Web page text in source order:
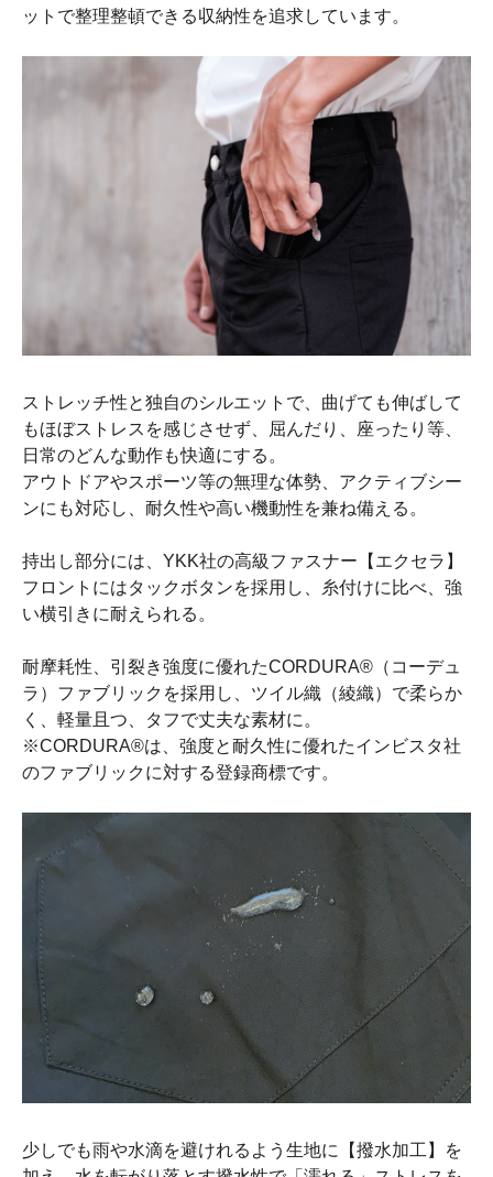
ットで整理整頓できる収納性を追求しています。
ストレッチ性と独自のシルエットで、曲げても伸ばして
もほぼストレスを感じさせず、屈んだり、座ったり等、
日常のどんな動作も快適にする。
アウトドアやスポーツ等の無理な体勢、アクティブシー
ンにも対応し、耐久性や高い機動性を兼ね備える。
持出し部分には、YKK社の高級ファスナー【エクセラ】
フロントにはタックボタンを採用し、糸付けに比べ、強
い横引きに耐えられる。
耐摩耗性、引裂き強度に優れたCORDURA®（コーデュ
ラ）ファブリックを採用し、ツイル織（綾織）で柔らか
く、軽量且つ、タフで丈夫な素材に。
※CORDURA®は、強度と耐久性に優れたインビスタ社
のファブリックに対する登録商標です。
少しでも雨や水滴を避けれるよう生地に【撥水加工】を